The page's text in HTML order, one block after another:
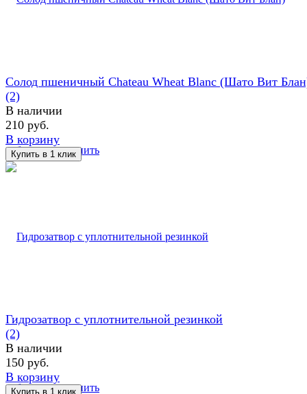
избранное сравнить
Солод пшеничный Chateau Wheat Blanc (Шато Вит
(2)
В наличии
210 руб.
В корзину
избранное сравнить
Гидрозатвор с уплотнительной резинкой
(2)
В наличии
150 руб.
В корзину